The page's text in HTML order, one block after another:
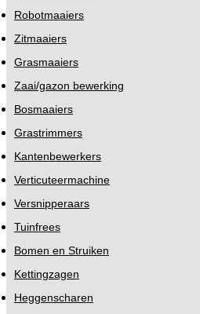
Robotmaaiers
Zitmaaiers
Grasmaaiers
Zaai/gazon bewerking
Bosmaaiers
Grastrimmers
Kantenbewerkers
Verticuteermachine
Versnipperaars
Tuinfrees
Bomen en Struiken
Kettingzagen
Heggenscharen